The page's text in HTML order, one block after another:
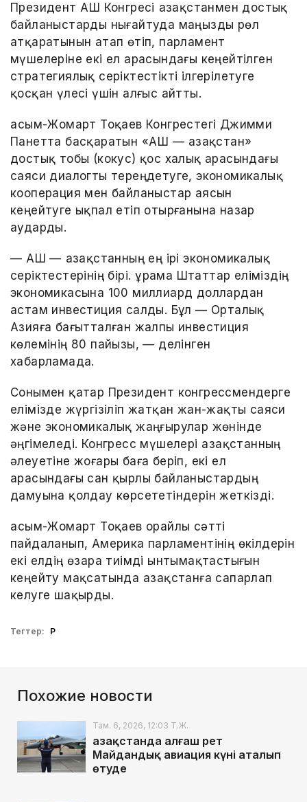
Президент АҚШ Конгресі Қазақстанмен достық
байланыстарды нығайтуда маңызды рөл
атқаратынын атап өтіп, парламент
мүшелеріне екі ел арасындағы кеңейтілген
стратегиялық серіктестікті ілгерілетуге
қосқан үлесі үшін алғыс айтты.
Қасым-Жомарт Тоқаев Конгрестегі Джимми
Панетта басқаратын «АҚШ — Қазақстан»
достық тобы (кокус) қос халық арасындағы
саяси диалогты тереңдетуге, экономикалық
кооперация мен байланыстар аясын
кеңейтуге ықпал етіп отырғанына назар
аударды.
— АҚШ — Қазақстанның ең ірі экономикалық
серіктестерінің бірі. Құрама Штаттар еліміздің
экономикасына 100 миллиард доллардан
астам инвестиция салды. Бұл — Орталық
Азияға бағытталған жалпы инвестиция
көлемінің 80 пайызы, — делінген
хабарламада.
Сонымен қатар Президент конгрессмендерге
елімізде жүргізіліп жатқан жан-жақты саяси
және экономикалық жаңғырулар жөнінде
әңгімеледі. Конгресс мүшелері Қазақстанның
әлеуетіне жоғары баға беріп, екі ел
арасындағы сан қырлы байланыстардың
дамуына қолдау көрсететіндерін жеткізді.
Қасым-Жомарт Тоқаев орайлы сәтті
пайдаланып, Америка парламентінің өкілдерін
екі елдің өзара тиімді ынтымақтастығын
кеңейту мақсатында Қазақстанға сапарлап
келуге шақырды.
Тегтер: ҚР
Похожие новости
Там. 6, 2026, 12:03 Т.Ж.
Қазақстанда алғаш рет
Майдандық авиация күні аталып
өтуде